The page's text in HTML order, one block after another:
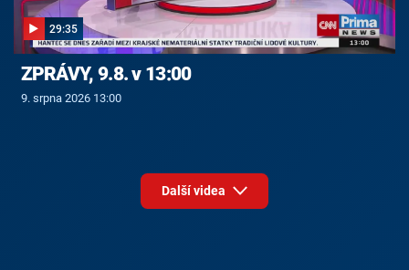
29:35
ZPRÁVY, 9.8. v 13:00
9. srpna 2026 13:00
Další videa